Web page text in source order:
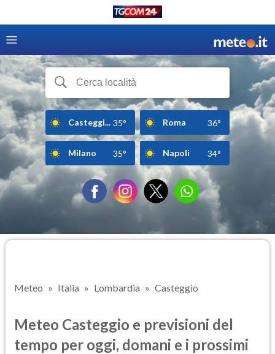
Casteggi... 35° Roma 36°
Milano 35° Napoli 34°
Meteo Italia Lombardia Casteggio
Meteo Casteggio e previsioni del
tempo per oggi, domani e i prossimi